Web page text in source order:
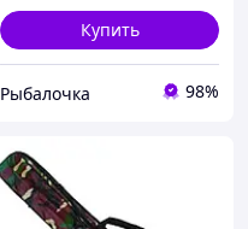
Купить
Рыбалочка 98%